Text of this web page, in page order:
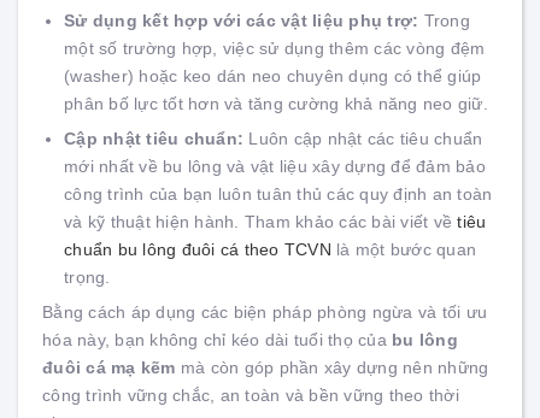
Sử dụng kết hợp với các vật liệu phụ trợ: Trong
một số trường hợp, việc sử dụng thêm các vòng đệm
(washer) hoặc keo dán neo chuyên dụng có thể giúp
phân bố lực tốt hơn và tăng cường khả năng neo giữ.
Cập nhật tiêu chuẩn: Luôn cập nhật các tiêu chuẩn
mới nhất về bu lông và vật liệu xây dựng để đảm bảo
công trình của bạn luôn tuân thủ các quy định an toàn
và kỹ thuật hiện hành. Tham khảo các bài viết vềtiêu
chuẩn bu lông đuôi cá theo TCVN là một bước quan
trọng.
Bằng cách áp dụng các biện pháp phòng ngừa và tối ưu
hóa này, bạn không chỉ kéo dài tuổi thọ của bu lông
đuôi cá mạ kẽm mà còn góp phần xây dựng nên những
công trình vững chắc, an toàn và bền vững theo thời